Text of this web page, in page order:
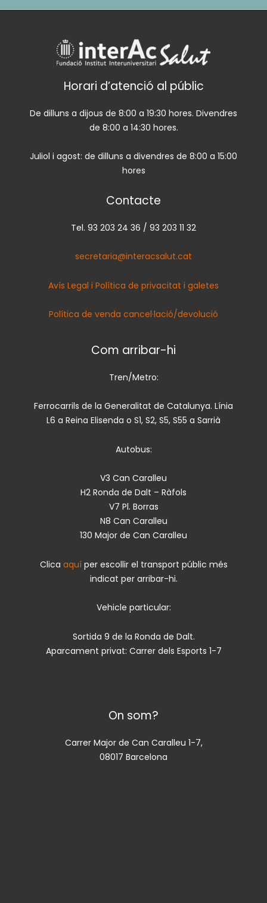
Horari d’atenció al públic
De dilluns a dijous de 8:00 a 19:30 hores. Divendres
de 8:00 a 14:30 hores.
Juliol i agost: de dilluns a divendres de 8:00 a 15:00
hores
Contacte
Tel. 93 203 24 36 / 93 203 11 32
secretaria@interacsalut.cat
Avís Legal i Política de privacitat i galetes
Política de venda cancel·lació/devolució
Com arribar-hi
Tren/Metro:
Ferrocarrils de la Generalitat de Catalunya. Línia
L6 a Reina Elisenda o S1, S2, S5, S55 a Sarrià
Autobus:
V3 Can Caralleu
H2 Ronda de Dalt – Ràfols
V7 Pl. Borras
N8 Can Caralleu
130 Major de Can Caralleu
Clica aquí per escollir el transport públic més
indicat per arribar-hi.
Vehicle particular:
Sortida 9 de la Ronda de Dalt.
Aparcament privat: Carrer dels Esports 1-7
On som?
Carrer Major de Can Caralleu 1-7,
08017 Barcelona